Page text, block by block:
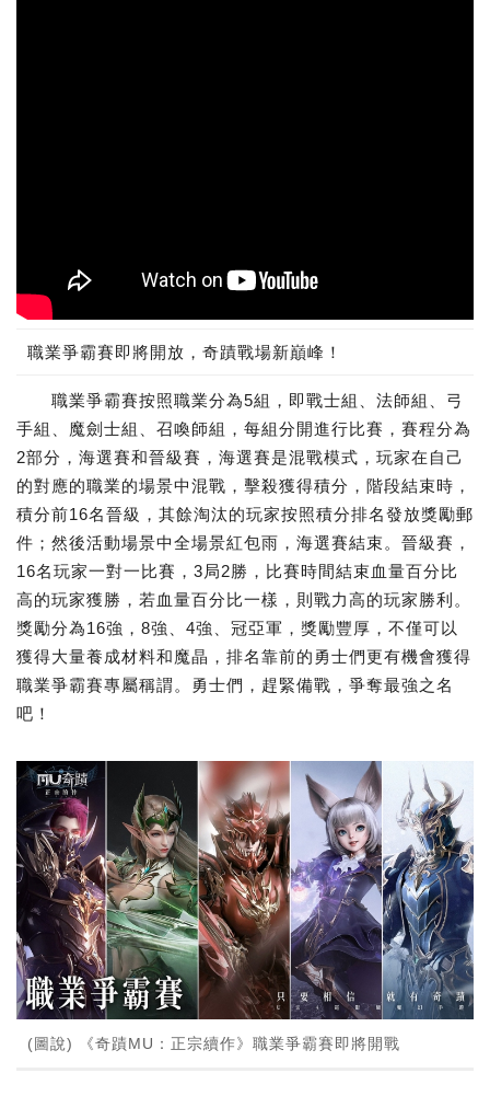
職業爭霸賽即將開放，奇蹟戰場新巔峰！
職業爭霸賽按照職業分為5組，即戰士組、法師組、弓
手組、魔劍士組、召喚師組，每組分開進行比賽，賽程分為
2部分，海選賽和晉級賽，海選賽是混戰模式，玩家在自己
的對應的職業的場景中混戰，擊殺獲得積分，階段結束時，
積分前16名晉級，其餘淘汰的玩家按照積分排名發放獎勵郵
件；然後活動場景中全場景紅包雨，海選賽結束。晉級賽，
16名玩家一對一比賽，3局2勝，比賽時間結束血量百分比
高的玩家獲勝，若血量百分比一樣，則戰力高的玩家勝利。
獎勵分為16強，8強、4強、冠亞軍，獎勵豐厚，不僅可以
獲得大量養成材料和魔晶，排名靠前的勇士們更有機會獲得
職業爭霸賽專屬稱謂。勇士們，趕緊備戰，爭奪最強之名
吧！
(圖說) 《奇蹟MU：正宗續作》職業爭霸賽即將開戰